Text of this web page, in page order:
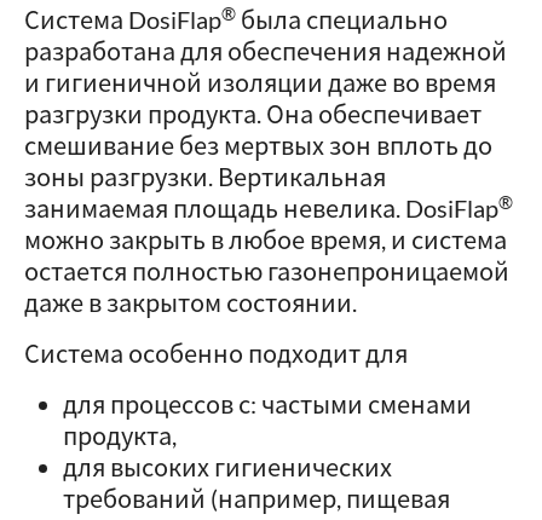
Система DosiFlap® была специально
разработана для обеспечения надежной
и гигиеничной изоляции даже во время
разгрузки продукта. Она обеспечивает
смешивание без мертвых зон вплоть до
зоны разгрузки. Вертикальная
занимаемая площадь невелика. DosiFlap®
можно закрыть в любое время, и система
остается полностью газонепроницаемой
даже в закрытом состоянии.
Система особенно подходит для
для процессов с: частыми сменами
продукта,
для высоких гигиенических
требований (например, пищевая